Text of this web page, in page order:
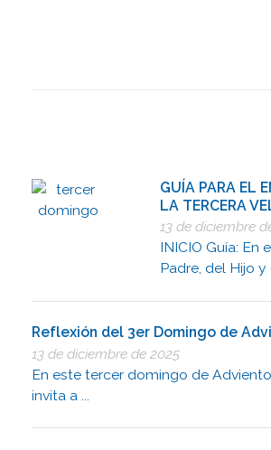
GUÍA PARA EL
LA TERCERA
13 de diciembre
INICIO Guía: En
Padre, del Hijo y
Reflexión del 3er Domingo de
13 de diciembre de 2025
En este tercer domingo de
invita a ...